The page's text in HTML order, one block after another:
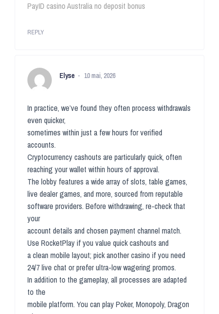
PayID casino Australia no deposit bonus
REPLY
Elyse 10 mai, 2026
In practice, we’ve found they often process withdrawals
even quicker,
sometimes within just a few hours for verified
accounts.
Cryptocurrency cashouts are particularly quick, often
reaching your wallet within hours of approval.
The lobby features a wide array of slots, table games,
live dealer games, and more, sourced from reputable
software providers. Before withdrawing, re-check that
your
account details and chosen payment channel match.
Use RocketPlay if you value quick cashouts and
a clean mobile layout; pick another casino if you need
24/7 live chat or prefer ultra-low wagering promos.
In addition to the gameplay, all processes are adapted
to the
mobile platform. You can play Poker, Monopoly, Dragon